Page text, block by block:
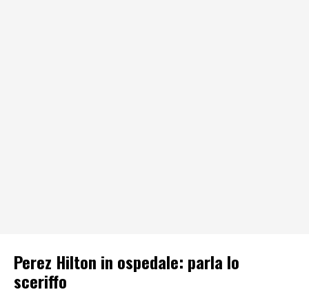
Perez Hilton in ospedale: parla lo
sceriffo